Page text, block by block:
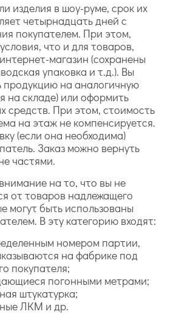
изделия в шоу-руме, срок их
четырнадцать дней с
покупателем. При этом,
что и для товаров,
магазин (сохранены
упаковка и т.д.). Вы
продукцию на аналогичную
на складе) или оформить
средств. При этом, стоимость
на этаж не компенсируется.
(если она необходима)
Заказ можно вернуть
частями.
на то, что вы не
от товаров надлежащего
могут быть использованы
В эту категорию входят:
номером партии,
на фабрике под
покупателя;
погонными метрами;
штукатурка;
ЛКМ и др.